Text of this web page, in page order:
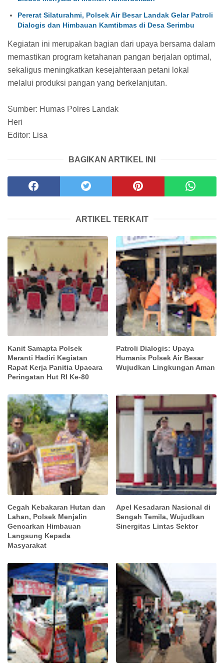
Pererat Silaturahmi, Polsek Air Besar Landak Gelar Patroli
Dialogis dan Himbauan Kamtibmas di Desa Serimbu
Kegiatan ini merupakan bagian dari upaya bersama dalam
memastikan program ketahanan pangan berjalan optimal,
sekaligus meningkatkan kesejahteraan petani lokal
melalui produksi pangan yang berkelanjutan.
Sumber: Humas Polres Landak
Heri
Editor: Lisa
BAGIKAN ARTIKEL INI
ARTIKEL TERKAIT
Kanit Samapta Polsek
Meranti Hadiri Kegiatan
Rapat Kerja Panitia Upacara
Peringatan Hut RI Ke-80
Patroli Dialogis: Upaya
Humanis Polsek Air Besar
Wujudkan Lingkungan Aman
Cegah Kebakaran Hutan dan
Lahan, Polsek Menjalin
Gencarkan Himbauan
Langsung Kepada
Masyarakat
Apel Kesadaran Nasional di
Sengah Temila, Wujudkan
Sinergitas Lintas Sektor